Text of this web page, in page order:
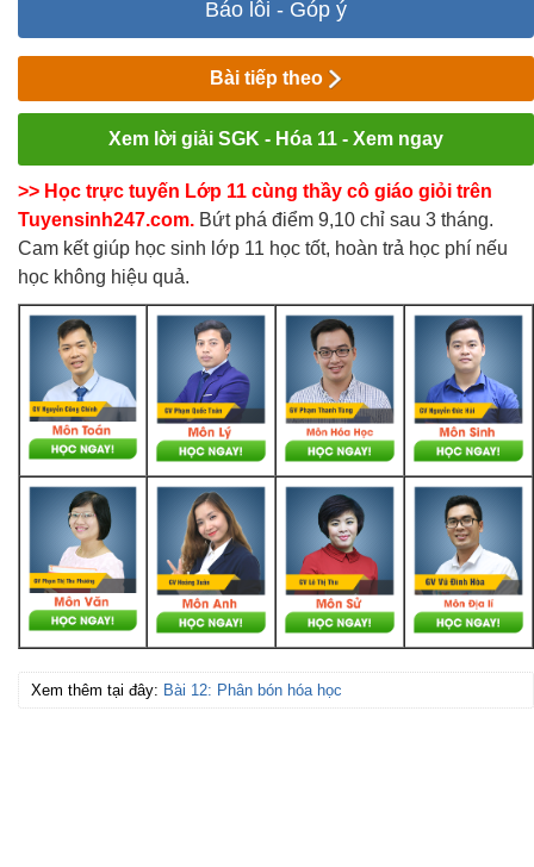
Báo lỗi - Góp ý
Bài tiếp theo
Xem lời giải SGK - Hóa 11 - Xem ngay
>> Học trực tuyến Lớp 11 cùng thầy cô giáo giỏi trên
Tuyensinh247.com. Bứt phá điểm 9,10 chỉ sau 3 tháng.
Cam kết giúp học sinh lớp 11 học tốt, hoàn trả học phí nếu
học không hiệu quả.
Xem thêm tại đây: Bài 12: Phân bón hóa học